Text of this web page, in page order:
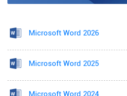
Microsoft Word 2026
Microsoft Word 2025